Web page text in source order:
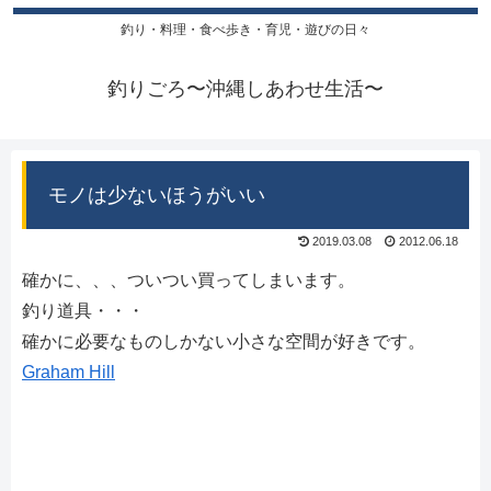
釣り・料理・食べ歩き・育児・遊びの日々
釣りごろ〜沖縄しあわせ生活〜
モノは少ないほうがいい
2019.03.08 2012.06.18
確かに、、、ついつい買ってしまいます。
釣り道具・・・
確かに必要なものしかない小さな空間が好きです。
Graham Hill